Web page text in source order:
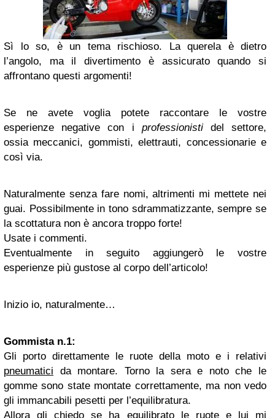
Sì lo so, è un tema rischioso. La querela è dietro
l’angolo, ma il divertimento è assicurato quando si
affrontano questi argomenti!
Se ne avete voglia potete raccontare le vostre
esperienze negative con i professionistidel settore,
ossia meccanici, gommisti, elettrauti, concessionarie e
così via.
Naturalmente senza fare nomi, altrimenti mi mettete nei
guai. Possibilmente in tono sdrammatizzante, sempre se
la scottatura non è ancora troppo forte!
Usate i commenti.
Eventualmente in seguito aggiungerò le vostre
esperienze più gustose al corpo dell’articolo!
Inizio io, naturalmente…
Gommista n.1:
Gli porto direttamente le ruote della moto e i relativi
pneumatici da montare. Torno la sera e noto che le
gomme sono state montate correttamente, ma non vedo
gli immancabili pesetti per l’equilibratura.
Allora gli chiedo se ha equilibrato le ruote e lui mi